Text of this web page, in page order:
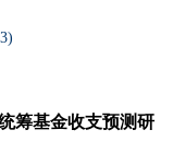
)
筹基金收支预测研